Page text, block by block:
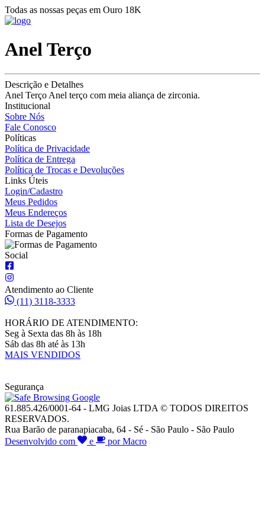
Todas as nossas peças em Ouro 18K
Anel Terço
Descrição e Detalhes
Anel Terço Anel terço com meia aliança de zirconia.
Institucional
Sobre Nós
Fale Conosco
Políticas
Política de Privacidade
Política de Entrega
Política de Trocas e Devoluções
Links Úteis
Login/Cadastro
Meus Pedidos
Meus Endereços
Lista de Desejos
Formas de Pagamento
Social
Atendimento ao Cliente
(11) 3118-3333
HORÁRIO DE ATENDIMENTO:
Seg à Sexta das 8h às 18h
Sáb das 8h até às 13h
MAIS VENDIDOS
Segurança
61.885.426/0001-64 - LMG Joias LTDA © TODOS DIREITOS
RESERVADOS.
Rua Barão de paranapiacaba, 64 - Sé - São Paulo - São Paulo
Desenvolvido com
e por Macro